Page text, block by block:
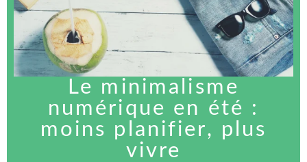
Le minimalisme
numérique en été :
moins planifier, plus
vivre